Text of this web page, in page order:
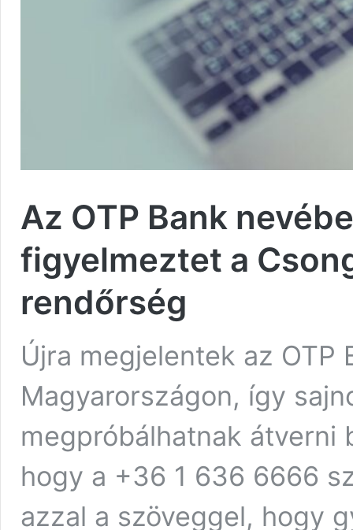
Az OTP Bank
figyelmeztet a
rendőrség
Újra megjelentek az OTP
Magyarországon, így
megpróbálhatnak átverni
hogy a +36 1 636 6666
azzal a szöveggel, hogy